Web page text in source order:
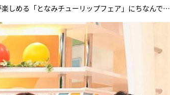
しめる「となみチューリップフェア」にちなんで…